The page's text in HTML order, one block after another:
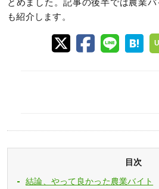
とめました。記事の後半では農業
も紹介します。
目次
結論、やって良かった農業バイト